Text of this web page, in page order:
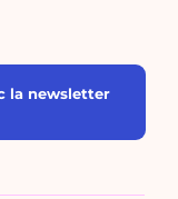
la newsletter